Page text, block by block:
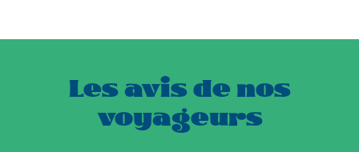
Les avis de nos
voyageurs